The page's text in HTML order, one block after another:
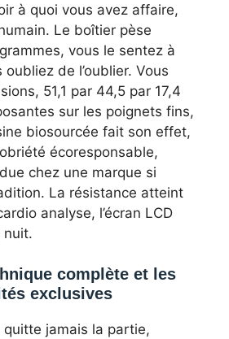
à quoi vous avez affaire,
Le boîtier pèse
vous le sentez à
de l’oublier. Vous
51,1 par 44,5 par 17,4
sur les poignets fins,
biosourcée fait son effet,
écoresponsable,
chez une marque si
La résistance atteint
analyse, l’écran LCD
nuit.
complète et les
exclusives
quitte jamais la partie,